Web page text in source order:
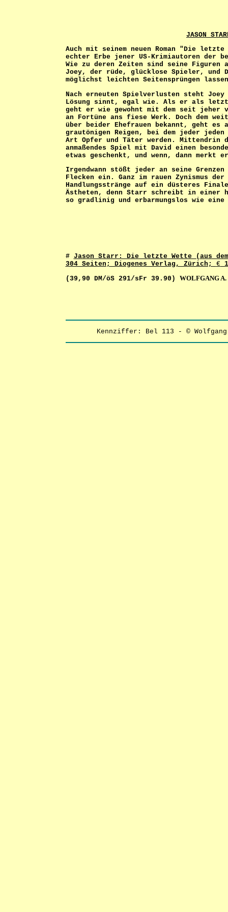
JASON
Auch mit seinem neuen Roman "Die
echter Erbe jener US-Krimiautoren der
Wie zu deren Zeiten sind seine Figuren
Joey, der rüde, glücklose Spieler,
möglichst leichten Seitensprüngen
Nach erneuten Spielverlusten steht
Lösung sinnt, egal wie. Als er als
geht er wie gewohnt mit dem seit jeher
an Fortüne ans fiese Werk. Doch dem
über beider Ehefrauen bekannt, geht es
grautönigen Reigen, bei dem jeder
Art Opfer und Täter werden.
anmaßendes Spiel mit David einen
etwas geschenkt, und wenn, dann
Irgendwann stößt jeder an seine
Flecken ein. Ganz im rauen Zynismus
Handlungsstränge auf ein düsteres
Ästheten, denn Starr schreibt in einer
so gradlinig und erbarmungslos wie eine
# Jason Starr: Die letzte Wette (aus dem
304 Seiten; Diogenes Verlag, Zürich; €
(39,90 DM/öS 291/sFr 39.90) WOLFGANG
Kennziffer: Bel 113 - ©